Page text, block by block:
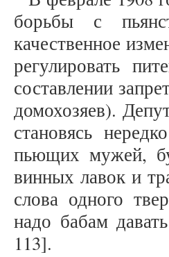
борьбы с
качественное
регулировать
составлении
домохозяев).
становясь
пьющих мужей,
винных лавок и
слова одного
надо бабам
113].